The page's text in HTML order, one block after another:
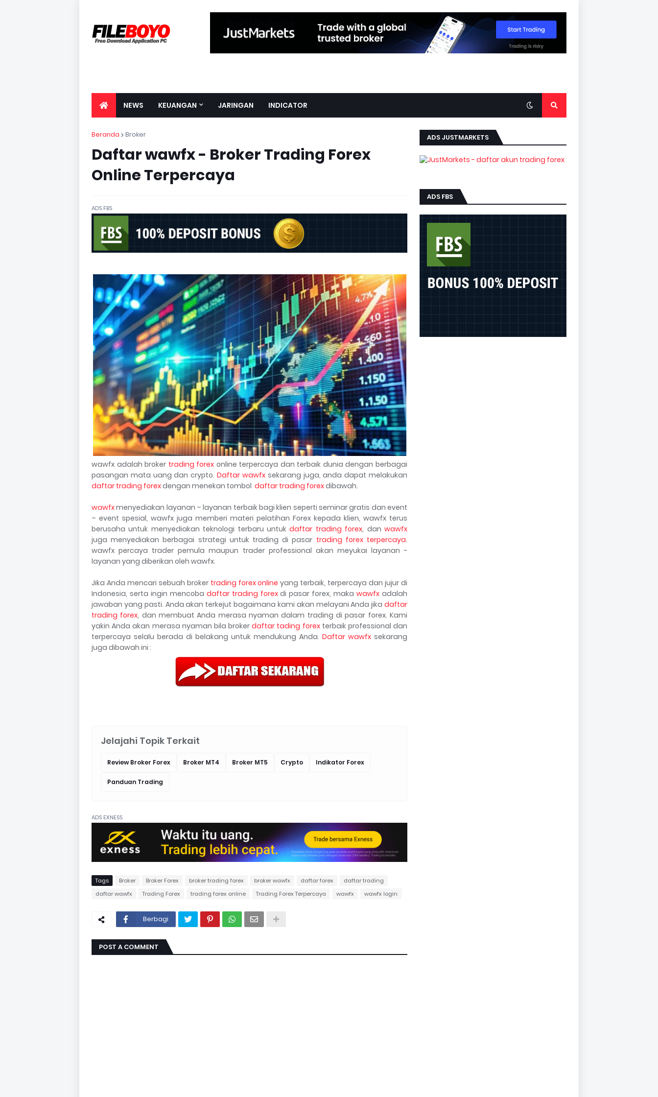
NEWS KEUANGAN JARINGAN INDICATOR
Beranda Broker
Daftar wawfx - Broker Trading Forex
Online Terpercaya
ADS FBS
wawfx adalah broker trading forex online terpercaya dan terbaik dunia dengan berbagai
pasangan mata uang dan crypto.Daftar wawfxsekarang juga, anda dapat melakukan
daftar trading forexdengan menekan tombol daftar trading forexdibawah.
wawfxmenyediakan layanan – layanan terbaik bagi klien seperti seminar gratis dan event
– event spesial, wawfx juga memberi materi pelatihan Forex kepada klien, wawfx terus
berusaha untuk menyediakan teknologi terbaru untukdaftar trading forex, danwawfx
juga menyediakan berbagai strategi untuk trading di pasar trading forex terpercaya.
wawfx percaya trader pemula maupun trader professional akan meyukai layanan -
layanan yang diberikan oleh wawfx.
Jika Anda mencari sebuah broker trading forex online yang terbaik, terpercaya dan jujur di
Indonesia, serta ingin mencoba daftar trading forexdi pasar forex, makawawfx adalah
jawaban yang pasti. Anda akan terkejut bagaimana kami akan melayani Anda jika daftar
trading forex, dan membuat Anda merasa nyaman dalam trading di pasar forex. Kami
yakin Anda akan merasa nyaman bila brokerdaftar tading forexterbaik professional dan
terpercaya selalu berada di belakang untuk mendukung Anda. Daftar wawfx sekarang
juga dibawah ini :
Jelajahi Topik Terkait
Review Broker Forex Broker MT4 Broker MT5 Crypto Indikator Forex
Panduan Trading
ADS EXNESS
Tags Broker Broker Forex broker trading forex broker wawfx daftar forex
daftar trading
daftar wawfx
Trading Forex trading forex online Trading Forex Terpercaya wawfx wawfx login
Berbagi
POST A COMMENT
ADS JUSTMARKETS
ADS FBS